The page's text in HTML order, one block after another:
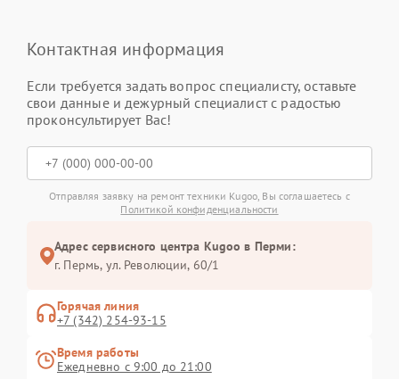
Контактная информация
Если требуется задать вопрос специалисту, оставьте
свои данные и дежурный специалист с радостью
проконсультирует Вас!
Отправляя заявку на ремонт техники Kugoo, Вы соглашаетесь с
Политикой конфиденциальности
Адрес сервисного центра Kugoo в Перми:
г. Пермь, ул. ​Революции, 60/1
Горячая линия
+7 (342) 254-93-15
Время работы
Ежедневно с 9:00 до 21:00